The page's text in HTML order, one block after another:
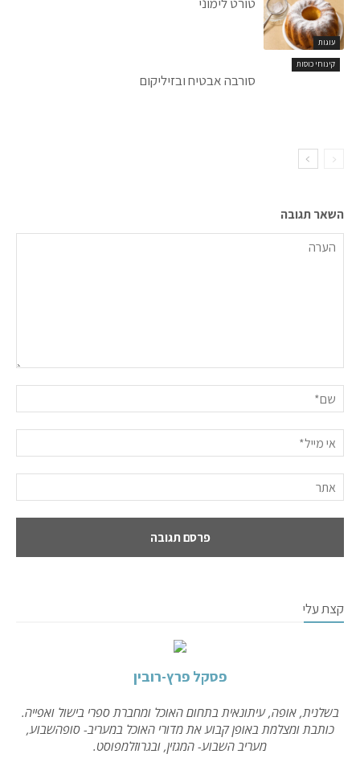
עוגות
קינוחי כוסות
סורבה אבטיח ובזיליקום
השאר תגובה
קצת עלי
פסקל פרץ-רובין
בשלנית, אופה, עיתונאית בתחום האוכל ומחברת ספרי בישול ואפייה.
כותבת ומצלמת באופן קבוע את מדורי האוכל במעריב- סופהשבוע,
מעריב השבוע- המגזין, ובגרוזלמפוסט.